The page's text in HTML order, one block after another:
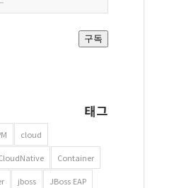
우편
주소
구독
태그
cloud
Container
jboss JBoss EAP